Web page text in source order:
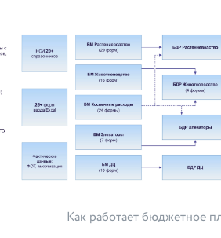
Как работает бюджетное